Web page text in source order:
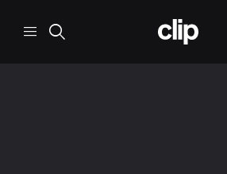
Меню Поиск
CLIP